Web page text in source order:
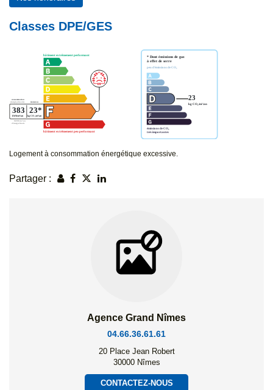
Classes DPE/GES
Logement à consommation énergétique excessive.
Partager :
Agence Grand Nîmes
04.66.36.61.61
20 Place Jean Robert
30000 Nîmes
CONTACTEZ-NOUS